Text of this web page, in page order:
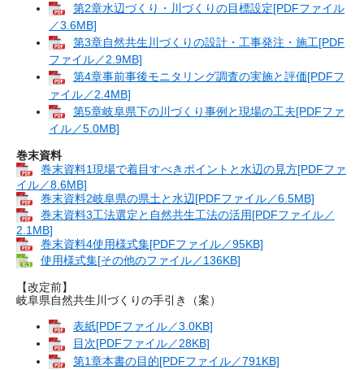
第2章水辺づくり・川づくりの目標設定[PDFファイル
／3.6MB]
第3章自然共生川づくりの設計・工事発注・施工[PDF
ファイル／2.9MB]
第4章事前事後モニタリング調査の実施と評価[PDFフ
ァイル／2.4MB]
第5章岐阜県下の川づくり事例と現場の工夫[PDFファ
イル／5.0MB]
巻末資料
巻末資料1現場で着目すべきポイントと水辺の見方[PDFファ
イル／8.6MB]
巻末資料2岐阜県の県土と水辺[PDFファイル／6.5MB]
巻末資料3工法選定と自然共生工法の活用[PDFファイル／
2.1MB]
巻末資料4使用様式集[PDFファイル／95KB]
使用様式集[その他のファイル／136KB]
【改定前】
岐阜県自然共生川づくりの手引き（案）
表紙[PDFファイル／3.0KB]
目次[PDFファイル／28KB]
第1章本書の目的[PDFファイル／791KB]